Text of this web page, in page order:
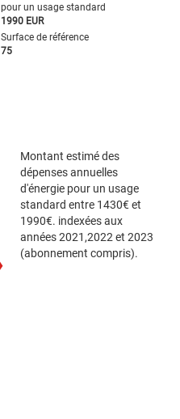
pour un usage standard
1990 EUR
Surface de référence
75
Montant estimé des
dépenses annuelles
d'énergie pour un usage
standard entre 1430€ et
1990€. indexées aux
années 2021,2022 et 2023
(abonnement compris).